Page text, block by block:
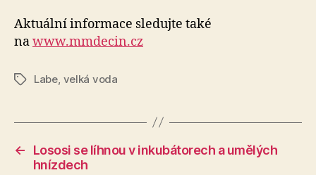
Aktuální informace sledujte také
nawww.mmdecin.cz
ŠtítkyLabe, velká voda
←
Lososi se líhnou v inkubátorech a umělých
hnízdech